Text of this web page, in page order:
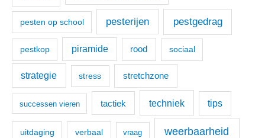
pesten op school pesterijen pestgedrag
pestkop piramide rood sociaal
strategie stress stretchzone
successen vieren tactiek techniek tips
uitdaging verbaal vraag weerbaarheid